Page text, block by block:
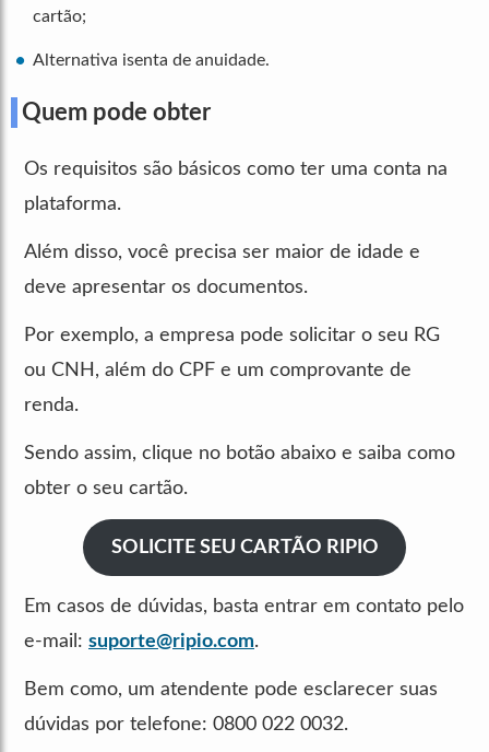
cartão;
Alternativa isenta de anuidade.
Quem pode obter
Os requisitos são básicos como ter uma conta na
plataforma.
Além disso, você precisa ser maior de idade e
deve apresentar os documentos.
Por exemplo, a empresa pode solicitar o seu RG
ou CNH, além do CPF e um comprovante de
renda.
Sendo assim, clique no botão abaixo e saiba como
obter o seu cartão.
SOLICITE SEU CARTÃO RIPIO
Em casos de dúvidas, basta entrar em contato pelo
e-mail: suporte@ripio.com.
Bem como, um atendente pode esclarecer suas
dúvidas por telefone: 0800 022 0032.